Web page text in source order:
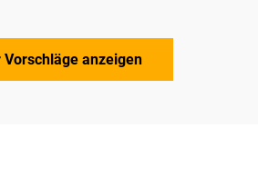
Vorschläge anzeigen